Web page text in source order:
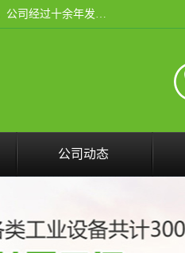
武汉洁利友环境技术有限公司是从事工业民用设备清洗、水处理、金属防腐蚀技术开发与应用的专业化公司。公司经过十余年发展积累了丰富的清洗经验，服务过的客户达到500余家，清洗的各类工业设备共计3000余台。
公司动态